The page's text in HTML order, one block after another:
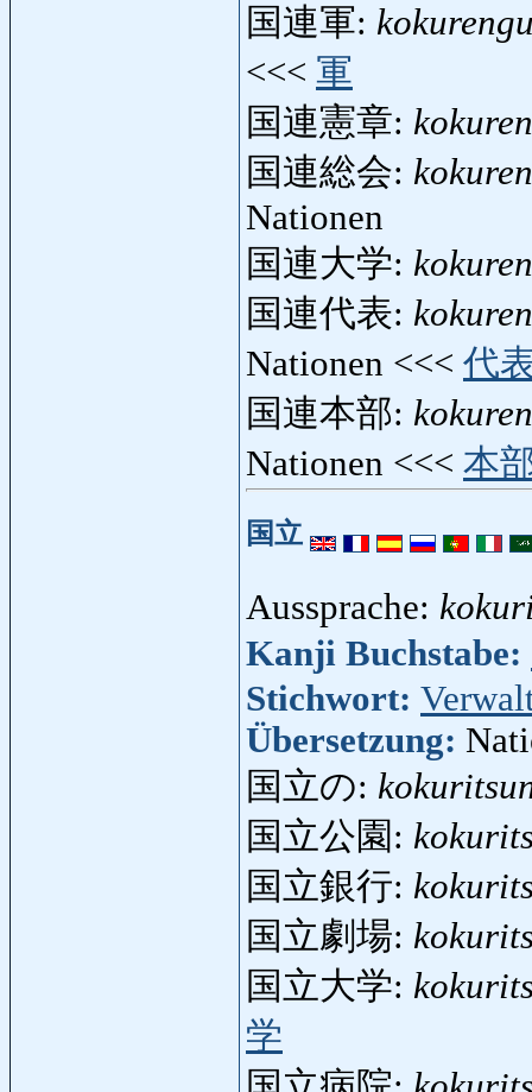
国連軍:
<<< 軍
国連憲章:
国連総会:
Nationen
国連大学:
国連代表:
Nationen <<< 代
国連本部:
Nationen <<< 本
国立
Aussprache:
Kanji Buchstabe:
Stichwort:
Übersetzung:
国立の:
国立公園:
国立銀行:
国立劇場:
国立大学:
学